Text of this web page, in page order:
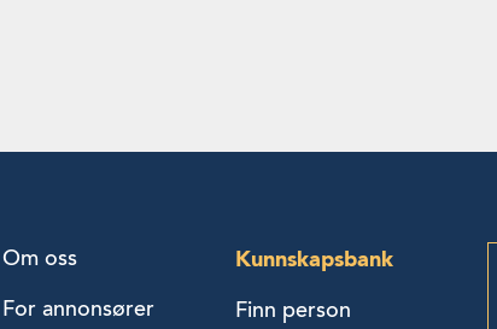
Om oss
For annonsører
Kunnskapsbank
Finn person